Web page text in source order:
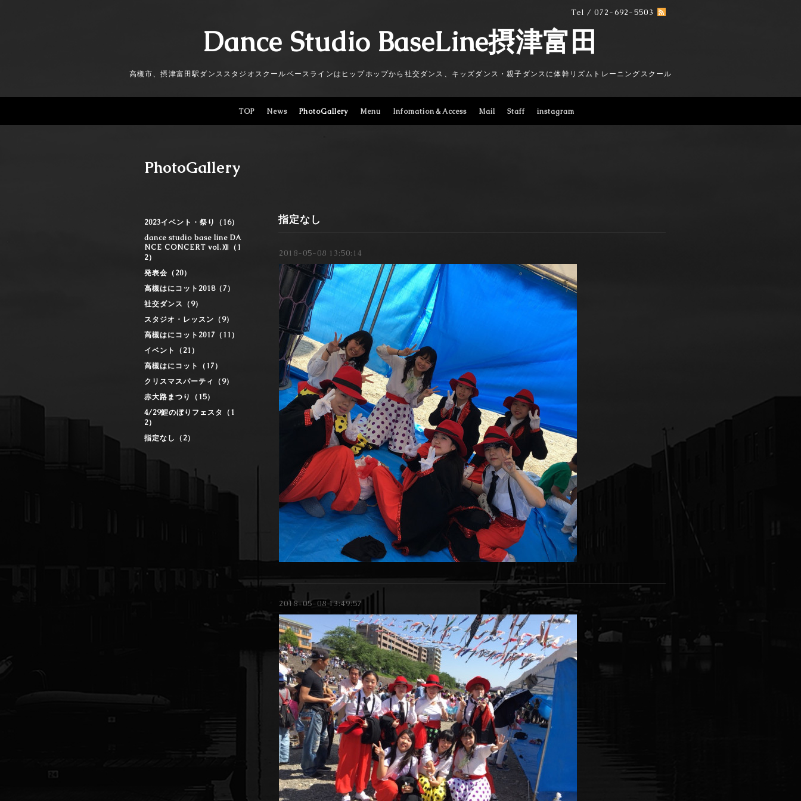
Tel / 072-692-5503
Dance Studio BaseLine摂津富田
高槻市、摂津富田駅ダンススタジオスクールベースラインはヒップホップから社交ダンス、キッズダンス・親子ダンスに体幹リズムトレーニングスクール
TOP News PhotoGallery Menu Infomation＆Access Mail Staff instagram
2023イベント・祭り（16）
dance studio base line DA
NCE CONCERT vol.Ⅻ（1
2）
発表会（20）
高槻はにコット2018（7）
社交ダンス（9）
スタジオ・レッスン（9）
高槻はにコット2017（11）
イベント（21）
高槻はにコット（17）
クリスマスパーティ（9）
赤大路まつり（15）
4/29鯉のぼりフェスタ（1
2）
指定なし（2）
PhotoGallery
指定なし
2018-05-08 13:50:14
2018-05-08 13:49:57